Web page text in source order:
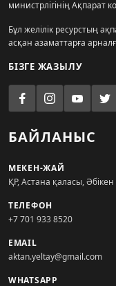
министрлігінің Ақпарат
Бұл желілік ресурстың
асқан азаматтарға
БІЗГЕ ЖАЗЫЛУ
БАЙЛАНЫС
МЕКЕН-ЖАЙ
ҚР, Астана қаласы,
ТЕЛЕФОН
+7 701 933 8520
EMAIL
aktan.yeltay@gmail.com
WHATSAPP